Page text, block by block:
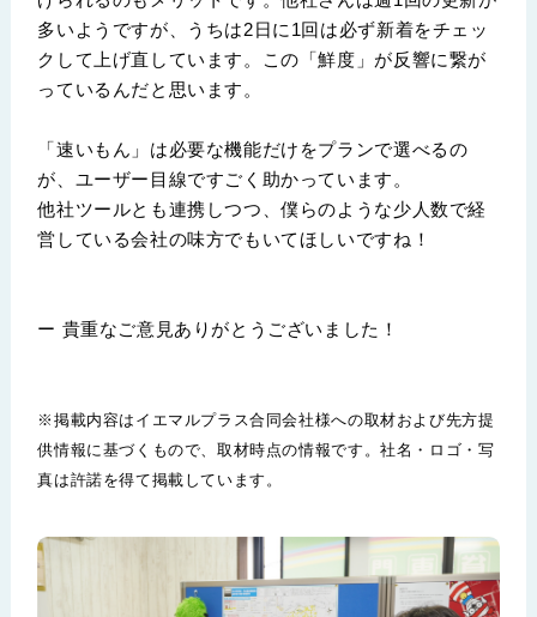
多いようですが、うちは2日に1回は必ず新着をチェッ
クして上げ直しています。この「鮮度」が反響に繋が
っているんだと思います。
「速いもん」は必要な機能だけをプランで選べるの
が、ユーザー目線ですごく助かっています。
他社ツールとも連携しつつ、僕らのような少人数で経
営している会社の味方でもいてほしいですね！
ー 貴重なご意見ありがとうございました！
※掲載内容はイエマルプラス合同会社様への取材および先方提
供情報に基づくもので、取材時点の情報です。社名・ロゴ・写
真は許諾を得て掲載しています。